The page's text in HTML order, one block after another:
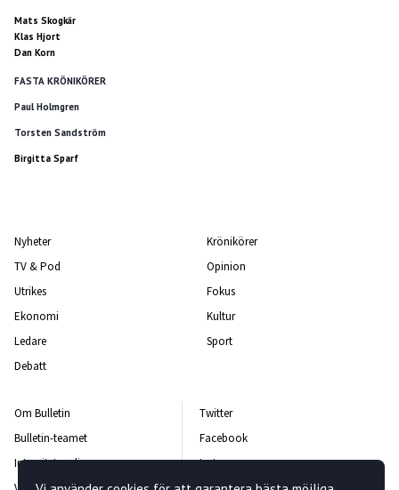
Mats Skogkär
Klas Hjort
Dan Korn
FASTA KRÖNIKÖRER
Paul Holmgren
Torsten Sandström
Birgitta Sparf
Nyheter
TV & Pod
Utrikes
Ekonomi
Ledare
Debatt
Krönikörer
Opinion
Fokus
Kultur
Sport
Om Bulletin
Bulletin-teamet
Integritetspolicy
Twitter
Facebook
Instagram